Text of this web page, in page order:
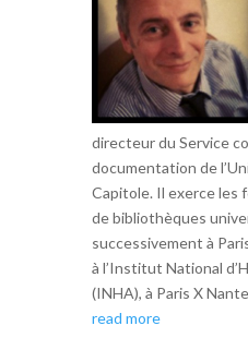
directeur du Service
documentation de
Capitole. Il exerce les
de bibliothèques
successivement à
à l’Institut National
(INHA), à Paris X
read more